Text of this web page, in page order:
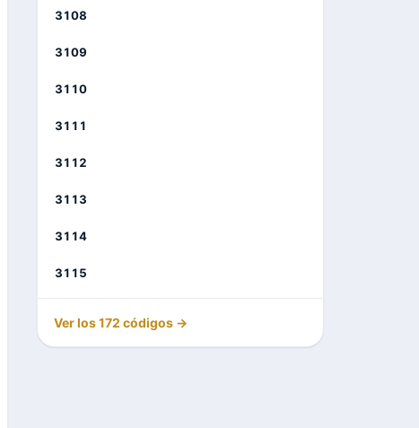
3108
3109
3110
3111
3112
3113
3114
3115
Ver los 172 códigos →